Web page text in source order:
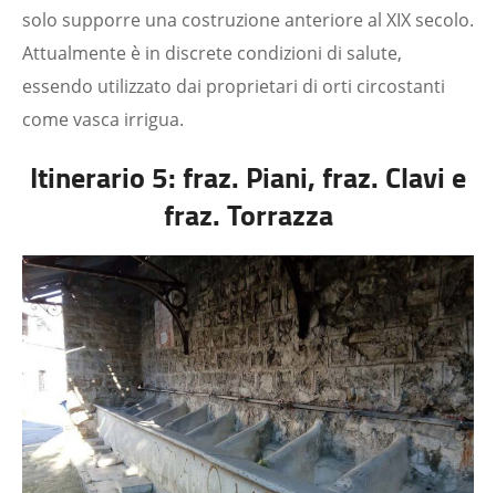
solo supporre una costruzione anteriore al XIX secolo.
Attualmente è in discrete condizioni di salute,
essendo utilizzato dai proprietari di orti circostanti
come vasca irrigua.
Itinerario 5: fraz. Piani, fraz. Clavi e
fraz. Torrazza